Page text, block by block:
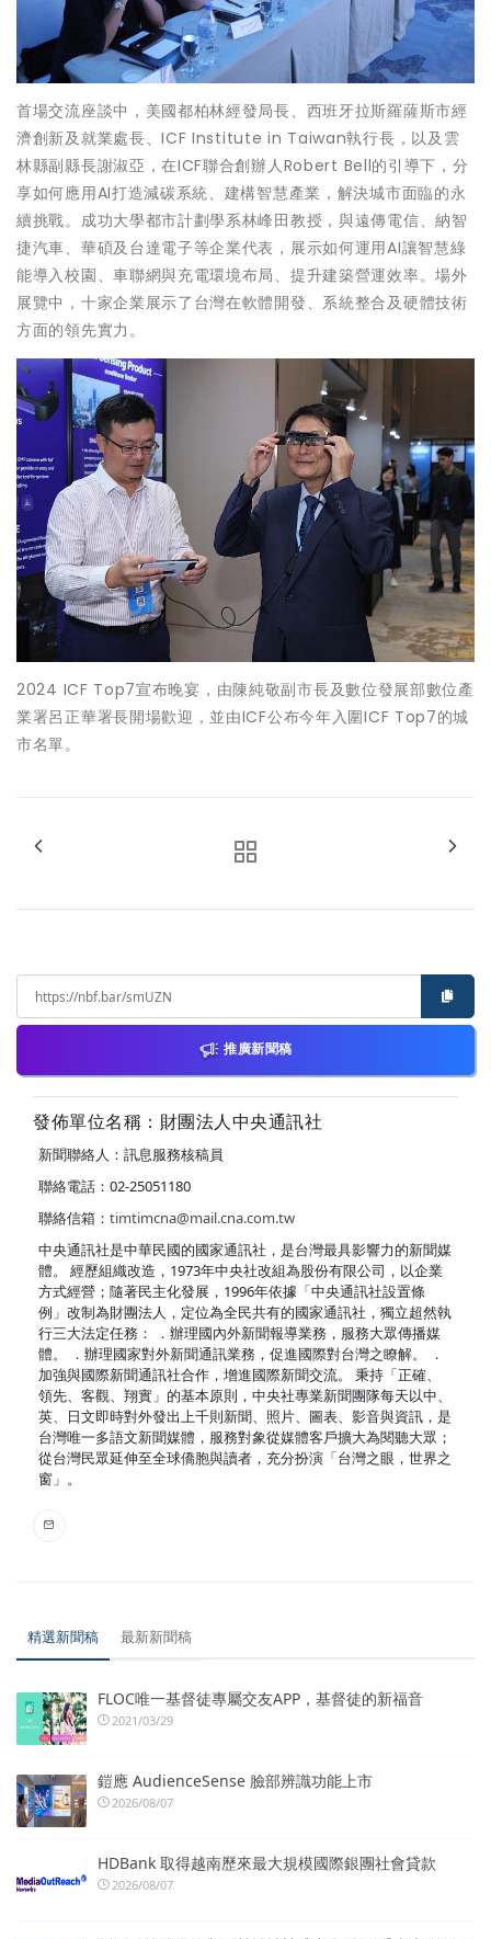
首場交流座談中，美國都柏林經發局長、西班牙拉斯羅薩斯市經
濟創新及就業處長、ICF Institute in Taiwan執行長，以及雲
林縣副縣長謝淑亞，在ICF聯合創辦人Robert Bell的引導下，分
享如何應用AI打造減碳系統、建構智慧產業，解決城市面臨的永
續挑戰。成功大學都市計劃學系林峰田教授，與遠傳電信、納智
捷汽車、華碩及台達電子等企業代表，展示如何運用AI讓智慧綠
能導入校園、車聯網與充電環境布局、提升建築營運效率。場外
展覽中，十家企業展示了台灣在軟體開發、系統整合及硬體技術
方面的領先實力。
2024 ICF Top7宣布晚宴，由陳純敬副市長及數位發展部數位產
業署呂正華署長開場歡迎，並由ICF公布今年入圍ICF Top7的城
市名單。
推廣新聞稿
發佈單位名稱：財團法人中央通訊社
新聞聯絡人：訊息服務核稿員
聯絡電話：02-25051180
聯絡信箱： timtimcna@mail.cna.com.tw
中央通訊社是中華民國的國家通訊社，是台灣最具影響力的新聞媒
體。 經歷組織改造，1973年中央社改組為股份有限公司，以企業
方式經營；隨著民主化發展，1996年依據「中央通訊社設置條
例」改制為財團法人，定位為全民共有的國家通訊社，獨立超然執
行三大法定任務： ．辦理國內外新聞報導業務，服務大眾傳播媒
體。 ．辦理國家對外新聞通訊業務，促進國際對台灣之瞭解。 ．
加強與國際新聞通訊社合作，增進國際新聞交流。 秉持「正確、
領先、客觀、翔實」的基本原則，中央社專業新聞團隊每天以中、
英、日文即時對外發出上千則新聞、照片、圖表、影音與資訊，是
台灣唯一多語文新聞媒體，服務對象從媒體客戶擴大為閱聽大眾；
從台灣民眾延伸至全球僑胞與讀者，充分扮演「台灣之眼，世界之
窗」。
精選新聞稿 最新新聞稿
FLOC唯一基督徒專屬交友APP，基督徒的新福音
2021/03/29
鎧應 AudienceSense 臉部辨識功能上市
2026/08/07
HDBank 取得越南歷來最大規模國際銀團社會貸款
2026/08/07